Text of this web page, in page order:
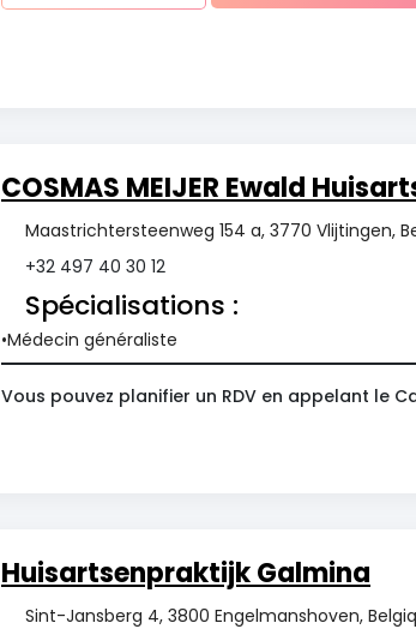
COSMAS MEIJER Ewald
Maastrichtersteenweg 154 a, 3770 Vlijtingen,
+32 497 40 30 12
Spécialisations :
Médecin généraliste
Vous pouvez planifier un RDV en appelant le
Huisartsenpraktijk Galmina
Sint-Jansberg 4, 3800 Engelmanshoven,